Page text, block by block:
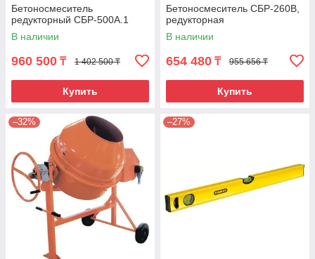
Бетоносмеситель
редукторный СБР-500А.1
В наличии
960 500 ₸ 1 402 500 ₸
Купить
Бетоносмеситель СБР-260В,
редукторная
В наличии
654 480 ₸ 955 656 ₸
Купить
–32% –27%